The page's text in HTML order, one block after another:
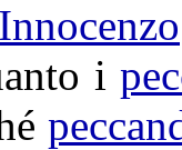
Innocenzo
i